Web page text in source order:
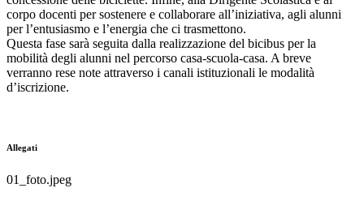
corpo docenti per sostenere e collaborare all’iniziativa, agli alunni
per l’entusiasmo e l’energia che ci trasmettono.
Questa fase sarà seguita dalla realizzazione del bicibus per la
mobilità degli alunni nel percorso casa-scuola-casa. A breve
verranno rese note attraverso i canali istituzionali le modalità
d’iscrizione.
Allegati
01_foto.jpeg